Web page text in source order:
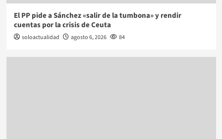
El PP pide a Sánchez «salir de la tumbona» y rendir
cuentas por la crisis de Ceuta
soloactualidad agosto 6, 2026 84